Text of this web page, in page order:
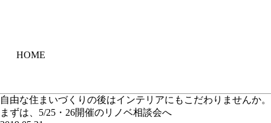
HOME
自由な住まいづくりの後はインテリアにもこだわりませんか。
まずは、5/25・26開催のリノベ相談会へ